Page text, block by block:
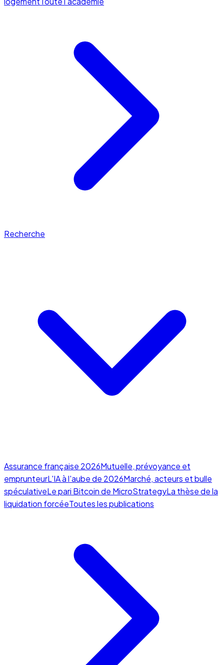
Recherche
Assurance française 2026Mutuelle, prévoyance et
emprunteurL'IA à l'aube de 2026Marché, acteurs et bulle
spéculativeLe pari Bitcoin de MicroStrategyLa thèse de la
liquidation forcéeToutes les publications